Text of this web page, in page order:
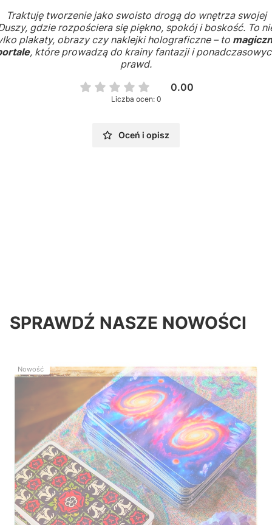
Traktuję tworzenie jako swoisto drogą do wnętrza swojej
gdzie rozpościera się piękno, spokój i boskość. To
plakaty, obrazy czy naklejki holograficzne – to
, które prowadzą do krainy fantazji i
prawd.
0.00
Liczba ocen: 0
Oceń i opisz
SPRAWDŹ NASZE NOWOŚCI
Nowość